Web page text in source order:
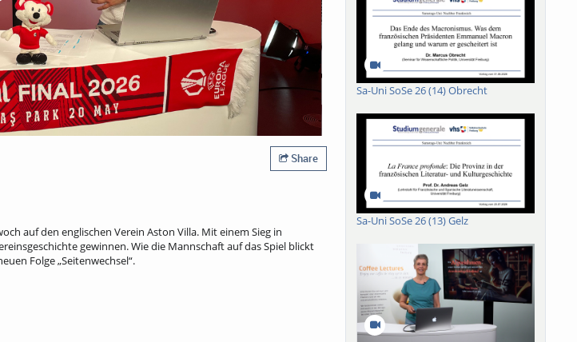
Share
auf den englischen Verein Aston Villa. Mit einem Sieg in
gewinnen. Wie die Mannschaft auf das Spiel blickt
Folge „Seitenwechsel“.
Sa-Uni SoSe 26 (14) Obrecht
Sa-Uni SoSe 26 (13) Gelz